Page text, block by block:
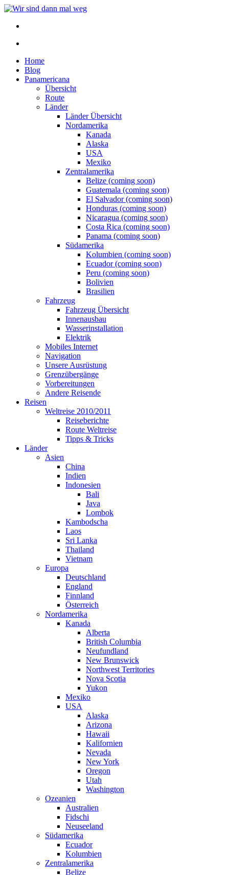
Home
Blog
Panamericana
Übersicht
Route
Länder
Länder Übersicht
Nordamerika
Kanada
Alaska
USA
Mexiko
Zentralamerika
Belize (coming soon)
Guatemala (coming soon)
El Salvador (coming soon)
Honduras (coming soon)
Nicaragua (coming soon)
Costa Rica (coming soon)
Panama (coming soon)
Südamerika
Kolumbien (coming soon)
Ecuador (coming soon)
Peru (coming soon)
Bolivien
Brasilien
Fahrzeug
Fahrzeug Übersicht
Innenausbau
Wasserinstallation
Elektrik
Mobiles Internet
Navigation
Unsere Ausrüstung
Grenzübergänge
Vorbereitungen
Andere Reisende
Reisen
Weltreise 2010/2011
Reiseberichte
Route Weltreise
Tipps & Tricks
Länder
Asien
China
Indien
Indonesien
Bali
Java
Lombok
Kambodscha
Laos
Sri Lanka
Thailand
Vietnam
Europa
Deutschland
England
Finnland
Österreich
Nordamerika
Kanada
Alberta
British Columbia
Neufundland
New Brunswick
Northwest Territories
Nova Scotia
Yukon
Mexiko
USA
Alaska
Arizona
Hawaii
Kalifornien
Nevada
New York
Oregon
Utah
Washington
Ozeanien
Australien
Fidschi
Neuseeland
Südamerika
Ecuador
Kolumbien
Zentralamerika
Belize